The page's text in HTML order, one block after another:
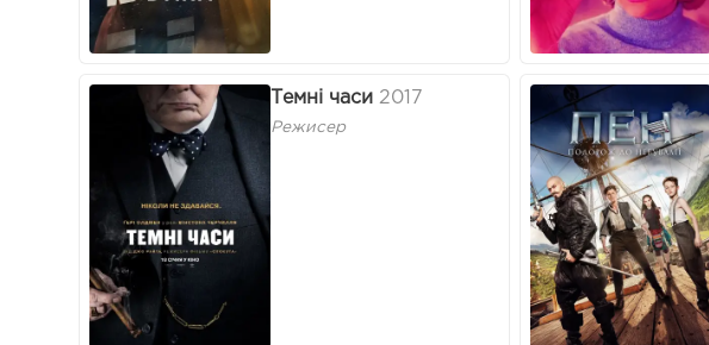
Темні часи 2017
Режисер